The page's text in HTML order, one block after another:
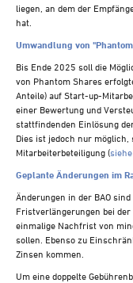
liegen, an dem der
hat.
Umwandlung von
Bis Ende 2025 soll die
von Phantom Shares
Anteile) auf Start-up-
einer Bewertung und
stattfindenden Einlösung
Dies ist jedoch nur
Mitarbeiterbeteiligung (
Geplante Änderungen im
Änderungen in der BAO
Fristverlängerungen bei
einmalige Nachfrist von
sollen. Ebenso zu
Zinsen kommen.
Um eine doppelte